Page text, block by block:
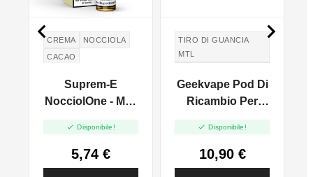
CREMA
NOCCIOLA
CACAO
Suprem-E
NocciolOne - Mini
 Disponibile!
5,74 €
TIRO DI GUANCIA
MTL
MTL
Geekvape Pod Di
Ricambio Per
4pz
 Disponibile!
10,90 €
 